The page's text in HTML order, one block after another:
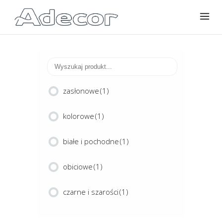
zasłonowe(1)
kolorowe(1)
białe i pochodne(1)
obiciowe(1)
czarne i szarości(1)